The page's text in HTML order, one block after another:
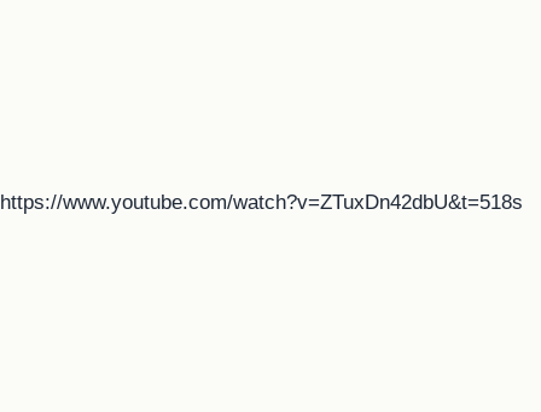
https://www.youtube.com/watch?v=ZTuxDn42dbU&t=518s